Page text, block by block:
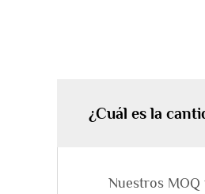
¿Cuál es la
Nuestros MOQ